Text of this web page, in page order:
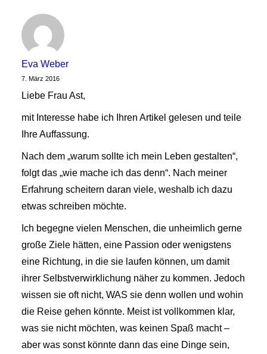
Eva Weber
7. März 2016
Liebe Frau Ast,
mit Interesse habe ich Ihren Artikel gelesen und teile
Ihre Auffassung.
Nach dem „warum sollte ich mein Leben gestalten“,
folgt das „wie mache ich das denn“. Nach meiner
Erfahrung scheitern daran viele, weshalb ich dazu
etwas schreiben möchte.
Ich begegne vielen Menschen, die unheimlich gerne
große Ziele hätten, eine Passion oder wenigstens
eine Richtung, in die sie laufen können, um damit
ihrer Selbstverwirklichung näher zu kommen. Jedoch
wissen sie oft nicht, WAS sie denn wollen und wohin
die Reise gehen könnte. Meist ist vollkommen klar,
was sie nicht möchten, was keinen Spaß macht –
aber was sonst könnte dann das eine Dinge sein,